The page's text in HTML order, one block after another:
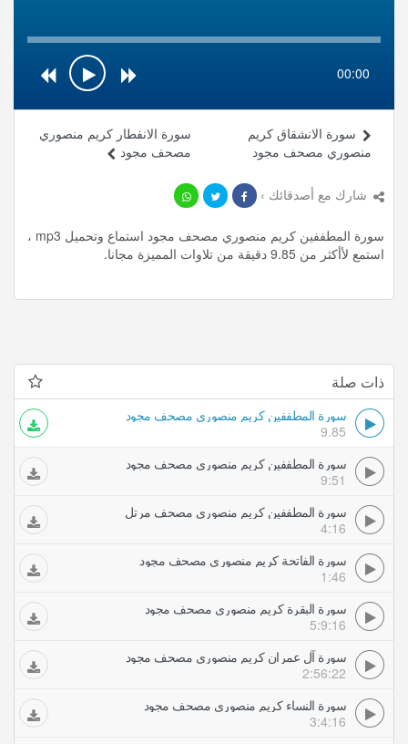
00:00
سورة الانفطار كريم منصوري
مصحف مجود
سورة الانشقاق كريم
منصوري مصحف مجود
شارك مع أصدقائك ›
سورة المطففين كريم منصوري مصحف مجود استماع وتحميل mp3 ،
استمع لأأكثر من 9.85 دقيقة من تلاوات المميزة مجانا.
ذات صلة
سورة المطففين كريم منصوري مصحف مجود
9.85
سورة المطففين كريم منصوري مصحف مجود
9:51
سورة المطففين كريم منصوري مصحف مرتل
4:16
سورة الفاتحة كريم منصوري مصحف مجود
1:46
سورة البقرة كريم منصوري مصحف مجود
5:9:16
سورة آل عمران كريم منصوري مصحف مجود
2:56:22
سورة النساء كريم منصوري مصحف مجود
3:4:16